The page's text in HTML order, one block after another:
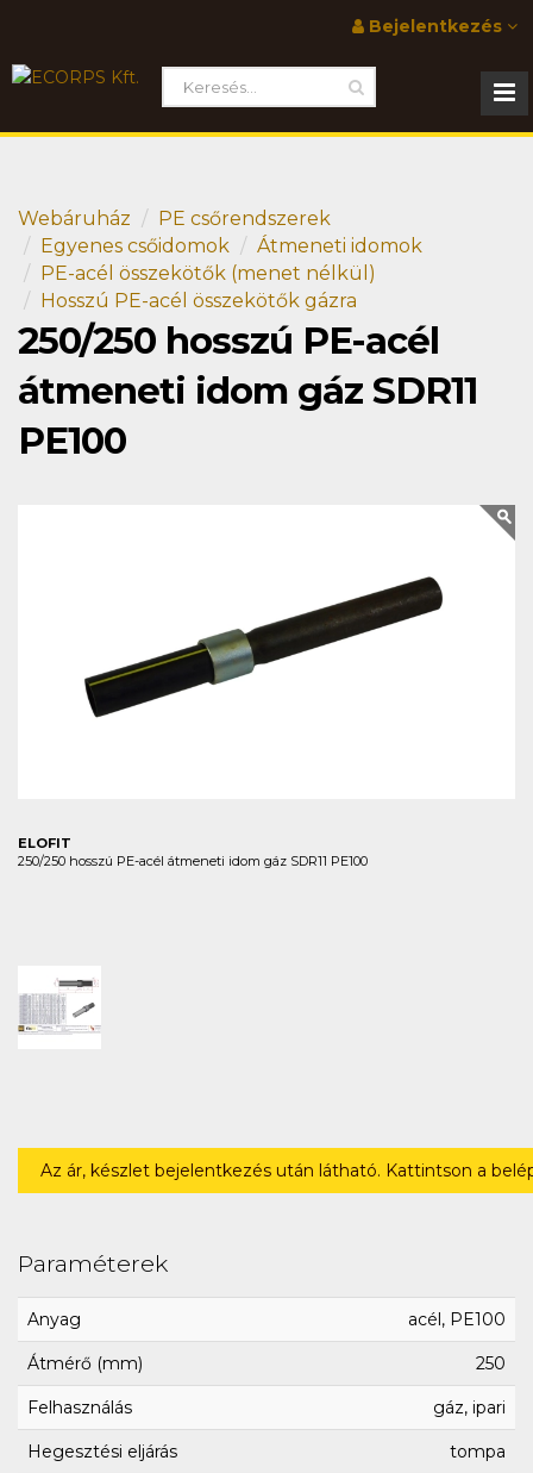
Bejelentkezés
Webáruház
PE csőrendszerek
Egyenes csőidomok
Átmeneti idomok
PE-acél összekötők (menet nélkül)
Hosszú PE-acél összekötők gázra
250/250 hosszú PE-acél
átmeneti idom gáz SDR11
PE100
ELOFIT
250/250 hosszú PE-acél átmeneti idom gáz SDR11 PE100
Az ár, készlet bejelentkezés után látható. Kattintson a
Paraméterek
Anyag acél, PE100
Átmérő (mm) 250
Felhasználás gáz, ipari
Hegesztési eljárás tompa